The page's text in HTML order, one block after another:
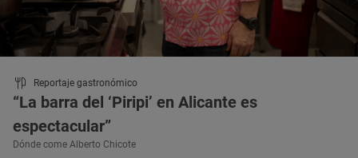
Reportaje gastronómico
“La barra del ‘Piripi’ en Alicante es
espectacular”
Dónde come Alberto Chicote